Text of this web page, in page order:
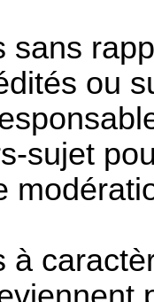
sans
ou
sujet
à